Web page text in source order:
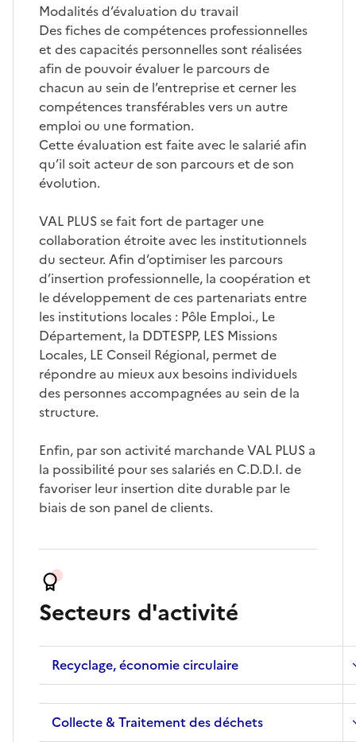
Modalités d’évaluation du travail
Des fiches de compétences professionnelles
et des capacités personnelles sont réalisées
afin de pouvoir évaluer le parcours de
chacun au sein de l’entreprise et cerner les
compétences transférables vers un autre
emploi ou une formation.
Cette évaluation est faite avec le salarié afin
qu’il soit acteur de son parcours et de son
évolution.
VAL PLUS se fait fort de partager une
collaboration étroite avec les institutionnels
du secteur. Afin d’optimiser les parcours
d’insertion professionnelle, la coopération et
le développement de ces partenariats entre
les institutions locales : Pôle Emploi., Le
Département, la DDTESPP, LES Missions
Locales, LE Conseil Régional, permet de
répondre au mieux aux besoins individuels
des personnes accompagnées au sein de la
structure.
Enfin, par son activité marchande VAL PLUS a
la possibilité pour ses salariés en C.D.D.I. de
favoriser leur insertion dite durable par le
biais de son panel de clients.
Secteurs d'activité
Recyclage, économie circulaire
Collecte & Traitement des déchets